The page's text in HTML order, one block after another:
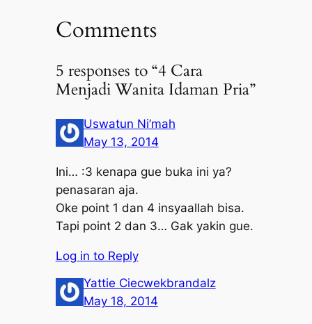
Comments
5 responses to “4 Cara
Menjadi Wanita Idaman Pria”
Uswatun Ni’mah
May 13, 2014
Ini… :3 kenapa gue buka ini ya?
penasaran aja.
Oke point 1 dan 4 insyaallah bisa.
Tapi point 2 dan 3… Gak yakin gue.
Log in to Reply
Yattie Ciecwekbrandalz
May 18, 2014